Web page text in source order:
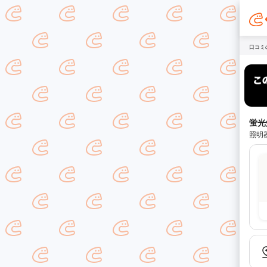
口コミ
蛍
照明